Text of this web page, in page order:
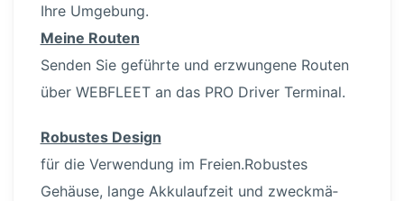
Ihre Umgebung.
Meine Routen
Senden Sie geführte und erzwungene Routen
über WEBFLEET an das PRO Driver Terminal.
Robustes Design
für die Verwendung im Freien.Robustes
Gehäuse, lange Akkulaufzeit und zweck­mä­